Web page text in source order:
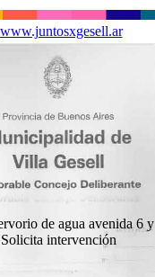
de agua avenida 6 y
intervención
www.juntosxgesell.ar